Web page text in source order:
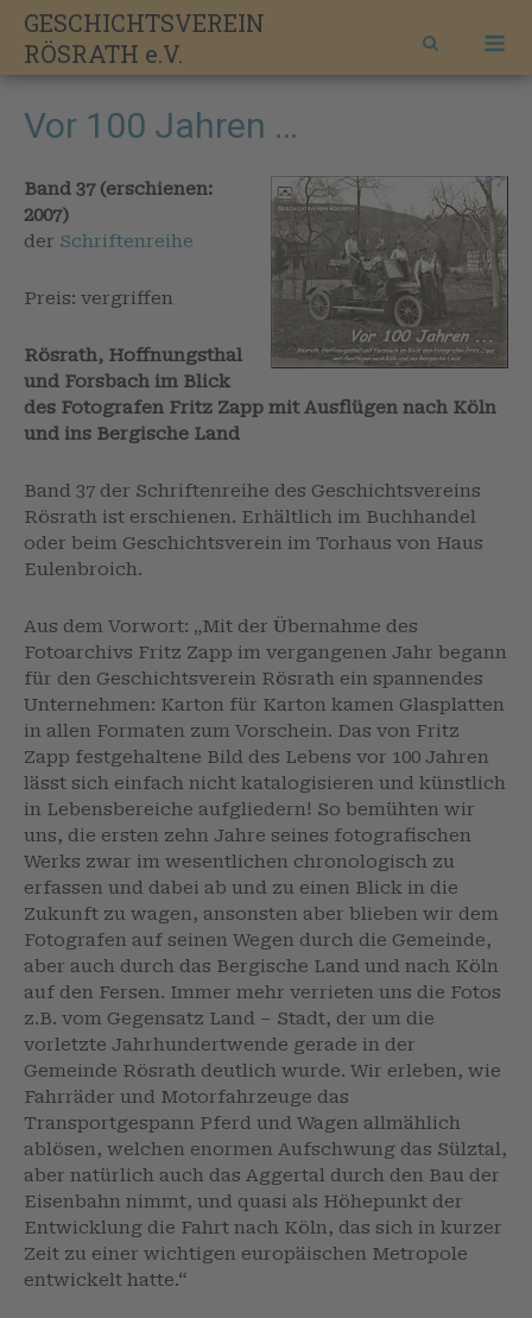
Skip
content
GESCHICHTSVEREIN
RÖSRATH e.V.
Vor 100 Jahren …
Band 37 (erschienen:
2007)
der Schriftenreihe
Preis: vergriffen
Rösrath, Hoffnungsthal
und Forsbach im Blick
des Fotografen Fritz Zapp mit Ausflügen nach Köln
und ins Bergische Land
Band 37 der Schriftenreihe des Geschichtsvereins
Rösrath ist erschienen. Erhältlich im Buchhandel
oder beim Geschichtsverein im Torhaus von Haus
Eulenbroich.
Aus dem Vorwort: „Mit der Übernahme des
Fotoarchivs Fritz Zapp im vergangenen Jahr begann
für den Geschichtsverein Rösrath ein spannendes
Unternehmen: Karton für Karton kamen Glasplatten
in allen Formaten zum Vorschein. Das von Fritz
Zapp festgehaltene Bild des Lebens vor 100 Jahren
lässt sich einfach nicht katalogisieren und künstlich
in Lebensbereiche aufgliedern! So bemühten wir
uns, die ersten zehn Jahre seines fotografischen
Werks zwar im wesentlichen chronologisch zu
erfassen und dabei ab und zu einen Blick in die
Zukunft zu wagen, ansonsten aber blieben wir dem
Fotografen auf seinen Wegen durch die Gemeinde,
aber auch durch das Bergische Land und nach Köln
auf den Fersen. Immer mehr verrieten uns die Fotos
z.B. vom Gegensatz Land – Stadt, der um die
vorletzte Jahrhundertwende gerade in der
Gemeinde Rösrath deutlich wurde. Wir erleben, wie
Fahrräder und Motorfahrzeuge das
Transportgespann Pferd und Wagen allmählich
ablösen, welchen enormen Aufschwung das Sülztal,
aber natürlich auch das Aggertal durch den Bau der
Eisenbahn nimmt, und quasi als Höhepunkt der
Entwicklung die Fahrt nach Köln, das sich in kurzer
Zeit zu einer wichtigen europäischen Metropole
entwickelt hatte.“